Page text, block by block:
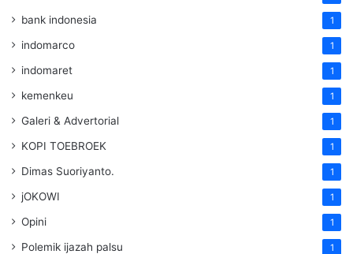
bank indonesia 1
indomarco 1
indomaret 1
kemenkeu 1
Galeri & Advertorial 1
KOPI TOEBROEK 1
Dimas Suoriyanto. 1
jOKOWI 1
Opini 1
Polemik ijazah palsu 1